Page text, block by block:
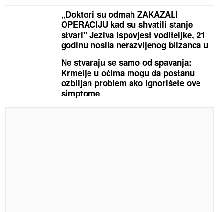
„Doktori su odmah ZAKAZALI
OPERACIJU kad su shvatili stanje
stvari" Jeziva ispovjest voditeljke, 21
godinu nosila nerazvijenog blizanca u
Ne stvaraju se samo od spavanja:
Krmelje u očima mogu da postanu
ozbiljan problem ako ignorišete ove
simptome